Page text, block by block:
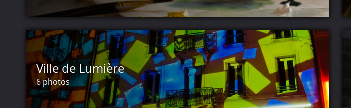
Ville de Lumière
6 photos